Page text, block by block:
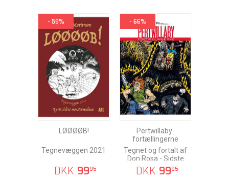
- 59%
LØØØØB!
Tegnevæggen 2021
DKK 9995
- 66%
Pertwillaby-
fortællingerne
Tegnet og fortalt af
Don Rosa - Sidste
chance!
DKK 9995